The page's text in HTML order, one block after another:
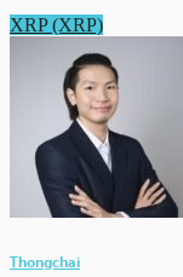
XRP (XRP)
Thongchai